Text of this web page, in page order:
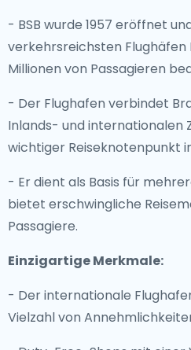
- BSB wurde 1957 eröffnet
verkehrsreichsten Flughäfen
Millionen von Passagieren
- Der Flughafen verbindet
Inlands- und internationalen
wichtiger Reiseknotenpunkt
- Er dient als Basis für
bietet erschwingliche
Passagiere.
Einzigartige Merkmale:
- Der internationale
Vielzahl von